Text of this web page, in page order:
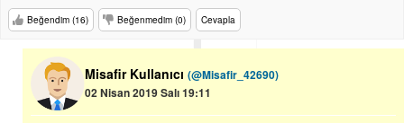
Beğendim (16) Beğenmedim (0) Cevapla
Misafir Kullanıcı (@Misafir_42690)
02 Nisan 2019 Salı 19:11